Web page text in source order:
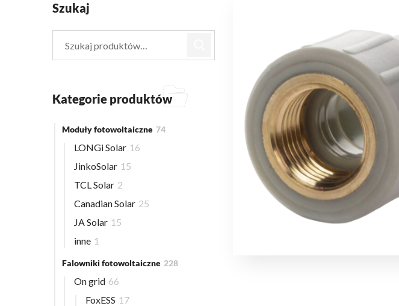
Szukaj
Kategorie produktów
Moduły fotowoltaiczne 74
LONGi Solar 16
JinkoSolar 15
TCL Solar 2
Canadian Solar 25
JA Solar 15
inne 1
Falowniki fotowoltaiczne 228
On grid 66
FoxESS 17